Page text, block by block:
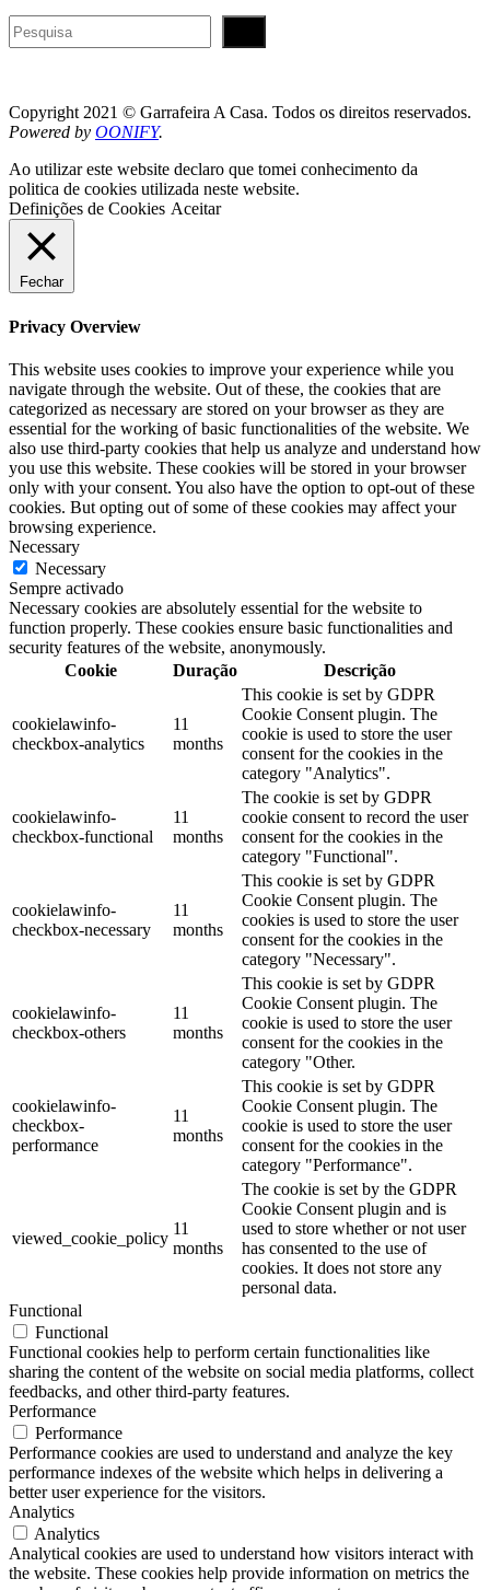
Pesquisar
Copyright 2021 © Garrafeira A Casa. Todos os direitos reservados.
Powered by OONIFY.
Ao utilizar este website declaro que tomei conhecimento da
politica de cookies utilizada neste website.
Definições de Cookies Aceitar
Fechar
Privacy Overview
This website uses cookies to improve your experience while you
navigate through the website. Out of these, the cookies that are
categorized as necessary are stored on your browser as they are
essential for the working of basic functionalities of the website. We
also use third-party cookies that help us analyze and understand how
you use this website. These cookies will be stored in your browser
only with your consent. You also have the option to opt-out of these
cookies. But opting out of some of these cookies may affect your
browsing experience.
Necessary
Necessary
Sempre activado
Necessary cookies are absolutely essential for the website to
function properly. These cookies ensure basic functionalities and
security features of the website, anonymously.
Cookie
Duração Descrição
cookielawinfo-
checkbox-analytics
11
months
This cookie is set by GDPR
Cookie Consent plugin. The
cookie is used to store the user
consent for the cookies in the
category "Analytics".
cookielawinfo-
checkbox-functional
11
months
The cookie is set by GDPR
cookie consent to record the user
consent for the cookies in the
category "Functional".
cookielawinfo-
checkbox-necessary
11
months
This cookie is set by GDPR
Cookie Consent plugin. The
cookies is used to store the user
consent for the cookies in the
category "Necessary".
cookielawinfo-
checkbox-others
11
months
This cookie is set by GDPR
Cookie Consent plugin. The
cookie is used to store the user
consent for the cookies in the
category "Other.
cookielawinfo-
checkbox-
performance
11
months
This cookie is set by GDPR
Cookie Consent plugin. The
cookie is used to store the user
consent for the cookies in the
category "Performance".
viewed_cookie_policy
11
months
The cookie is set by the GDPR
Cookie Consent plugin and is
used to store whether or not user
has consented to the use of
cookies. It does not store any
personal data.
Functional
Functional
Functional cookies help to perform certain functionalities like
sharing the content of the website on social media platforms, collect
feedbacks, and other third-party features.
Performance
Performance
Performance cookies are used to understand and analyze the key
performance indexes of the website which helps in delivering a
better user experience for the visitors.
Analytics
Analytics
Analytical cookies are used to understand how visitors interact with
the website. These cookies help provide information on metrics the